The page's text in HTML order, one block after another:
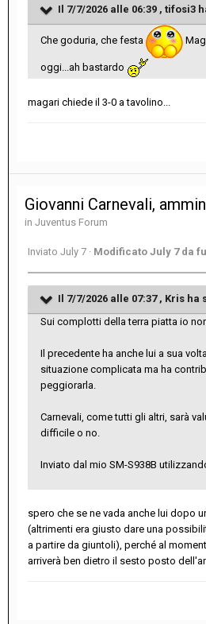
Il 7/7/2026 alle 06:39 , tifosi3
Che goduria, che festa
oggi...ah bastardo
magari chiede il 3-0 a tavolino...
in Juventus Forum
Inviato July 7 · Modificato July 7da
Il 7/7/2026 alle 07:37 , Kris ha
Sui complotti della terra piatta io
Il precedente ha anche lui a sua
situazione complicata ma ha
peggiorarla.
Carnevali, come tutti gli altri, sarà
difficile o no.
Inviato dal mio SM-S938B
spero che se ne vada anche lui dopo
(altrimenti era giusto dare una
a partire da giuntoli), perché al
arriverà ben dietro il sesto posto